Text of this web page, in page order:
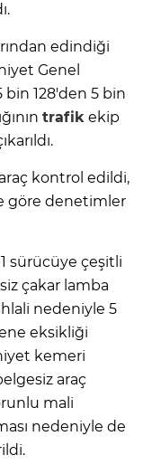
edindiği
Genel
bin 128'den 5 bin
trafik ekip
kontrol edildi,
göre denetimler
sürücüye çeşitli
çakar lamba
nedeniyle 5
eksikliği
kemeri
araç
mali
nedeniyle de